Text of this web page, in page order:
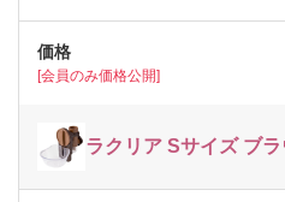
[会員のみ価格公開]
ラクリア Sサイズ ブ